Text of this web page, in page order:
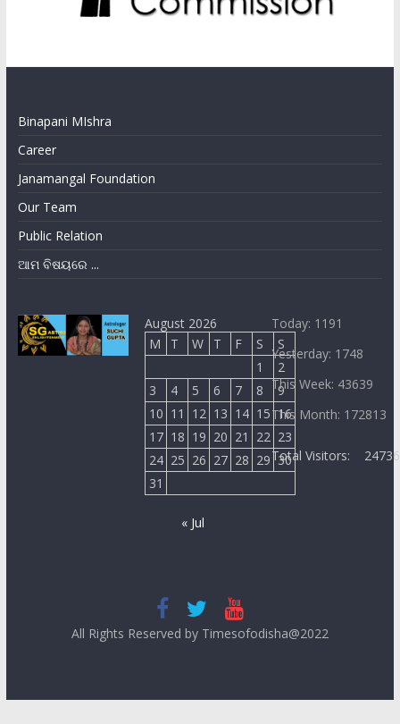
Binapani MIshra
Career
Janamangal Foundation
Our Team
Public Relation
ଆମ ବିଷୟରେ ...
August 2026
M
T W T F S
S
1
2
3
4 5 6 7 8
9
10 11 12 13 14 15 16
17 18 19 20 21 22 23
24 25 26 27 28 29 30
31
« Jul
Today: 1191
Yesterday: 1748
This Week: 43639
This Month: 172813
Total Visitors:
All Rights Reserved by Timesofodisha@2022